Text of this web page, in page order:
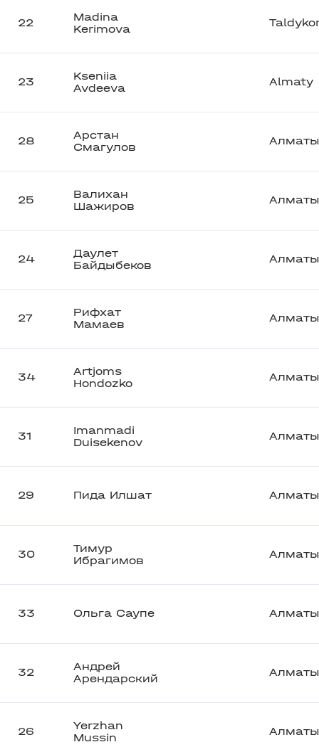
22
Madina
Kerimova
23
Kseniia
Avdeeva
Almaty
28
Арстан
Смагулов
Алматы
25
Валихан
Шажиров
Алматы
24
Даулет
Байдыбеков
Алматы
27
Рифхат
Мамаев
Алматы
34
Artjoms
Hondozko
Алматы
31
Imanmadi
Duisekenov
Алматы
29 Пида Илшат Алматы
30
Тимур
Ибрагимов
Алматы
33 Ольга Саупе Алматы
32
Андрей
Арендарский
Алматы
26
Yerzhan
Mussin
Алматы